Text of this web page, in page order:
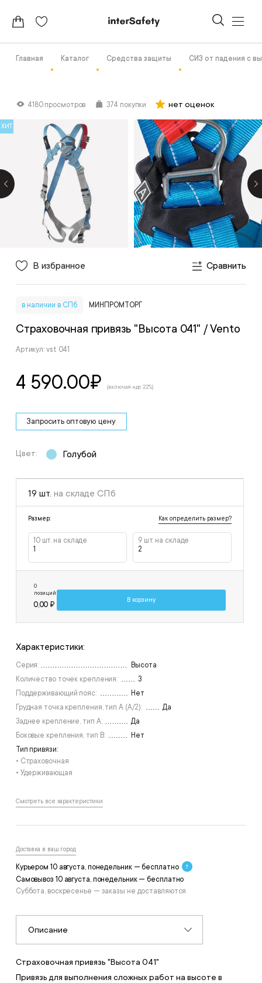
Главная Каталог Средства защиты СИЗ от падения с
4180 просмотров 374 покупки нет оценок
ХИТ
В избранное Сравнить
в наличии в СПб МИНПРОМТОРГ
Страховочная привязь "Высота 041" / Vento
Артикул: vst 041
4 590.00₽ (включая ндс 22%)
Запросить оптовую цену
Цвет: Голубой
19 шт. на складе СПб
Размер: Как определить размер?
10 шт. на складе
1
9 шт. на складе
2
0
позиций
0,00 ₽
В корзину
Характеристики:
Серия:
Высота
Количество точек крепления:
3
Поддерживающий пояс:
Нет
Грудная точка крепления, тип А (А/2):
Да
Заднее крепление, тип А:
Да
Боковые крепления, тип В:
Нет
Тип привязи:
• Страховочная
• Удерживающая
Смотреть все характеристики
Доставка в ваш город
Курьером 10 августа, понедельник — бесплатно
Самовывоз 10 августа, понедельник — бесплатно
Суббота, воскресенье — заказы не доставляются
Описание
Страховочная привязь "Высота 041"
Привязь для выполнения сложных работ на высоте в